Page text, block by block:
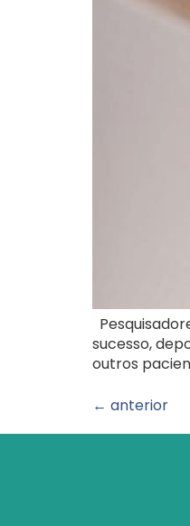
sucesso,
outros
← anterior